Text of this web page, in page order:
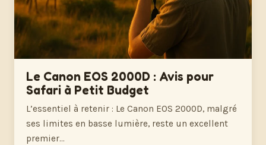
Le Canon EOS 2000D : Avis pour
Safari à Petit Budget
L’essentiel à retenir : Le Canon EOS 2000D, malgré
ses limites en basse lumière, reste un excellent
premier…